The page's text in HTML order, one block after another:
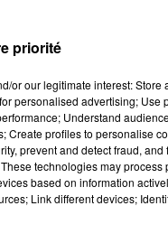
À
DE...
que prévu,
rappeler
priorité
or our legitimate interest: Store
personalised advertising; Use
Understand
Create profiles to personalise
prevent and detect fraud, and
technologies may process
based on information
Link different devices;